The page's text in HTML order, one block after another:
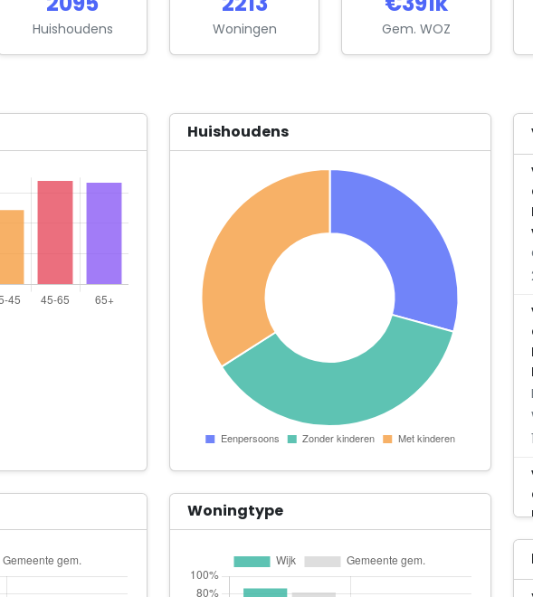
Huishoudens Woningen Gem. WOZ
Huishoudens
Woningtype